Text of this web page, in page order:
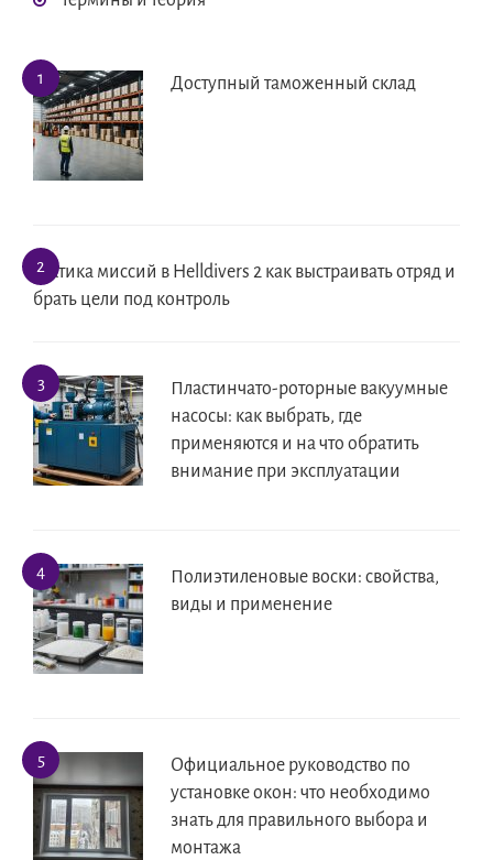
Доступный таможенный склад
Тактика миссий в Helldivers 2 как выстраивать отряд и
брать цели под контроль
Пластинчато-роторные вакуумные
насосы: как выбрать, где
применяются и на что обратить
внимание при эксплуатации
Полиэтиленовые воски: свойства,
виды и применение
Официальное руководство по
установке окон: что необходимо
знать для правильного выбора и
монтажа